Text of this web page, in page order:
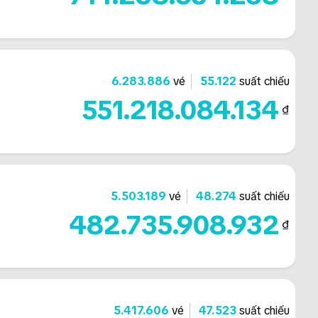
6.283.886 vé 55.122 suất chiếu
551.218.084.134 ₫
5.503.189 vé 48.274 suất chiếu
482.735.908.932 ₫
5.417.606 vé 47.523suất chiếu